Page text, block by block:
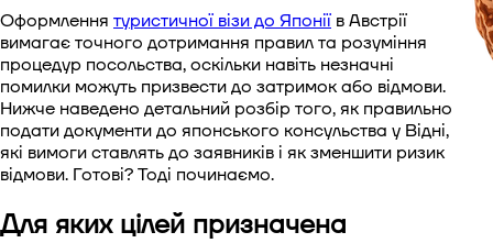
Віза до Канади
Віза до Австралії
Віза до Японії
Оформлення туристичної візи до Японії в Австрії
вимагає точного дотримання правил та розуміння
процедур посольства, оскільки навіть незначні
помилки можуть призвести до затримок або відмови.
Нижче наведено детальний розбір того, як правильно
подати документи до японського консульства у Відні,
які вимоги ставлять до заявників і як зменшити ризик
відмови. Готові? Тоді починаємо.
Для яких цілей призначена